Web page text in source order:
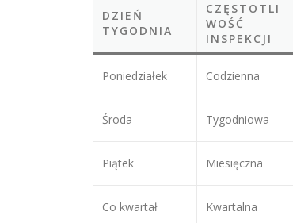
DZIEŃ
TYGODNIA
CZĘSTOTLI
WOŚĆ
INSPEKCJI
Poniedziałek Codzienna
Środa Tygodniowa
Piątek Miesięczna
Co kwartał Kwartalna